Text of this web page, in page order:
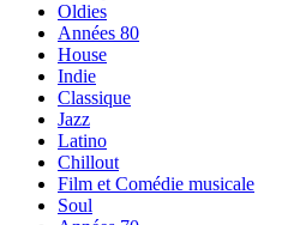
Oldies
Années 80
House
Indie
Classique
Jazz
Latino
Chillout
Film et Comédie musicale
Soul